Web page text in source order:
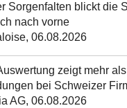
Sorgenfalten blickt die
nach vorne
06.08.2026
zeigt mehr
bei Schweizer
AG, 06.08.2026